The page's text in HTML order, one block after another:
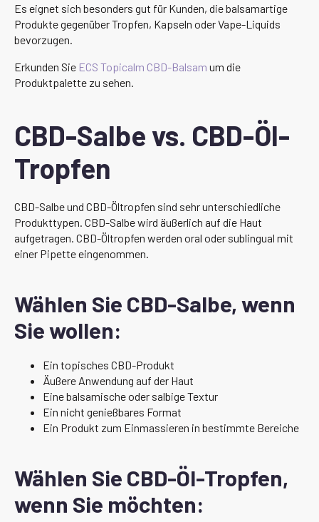
Es eignet sich besonders gut für Kunden, die balsamartige
Produkte gegenüber Tropfen, Kapseln oder Vape-Liquids
bevorzugen.
Erkunden Sie ECS Topicalm CBD-Balsam um die
Produktpalette zu sehen.
CBD-Salbe vs. CBD-Öl-
Tropfen
CBD-Salbe und CBD-Öltropfen sind sehr unterschiedliche
Produkttypen. CBD-Salbe wird äußerlich auf die Haut
aufgetragen. CBD-Öltropfen werden oral oder sublingual mit
einer Pipette eingenommen.
Wählen Sie CBD-Salbe, wenn
Sie wollen:
Ein topisches CBD-Produkt
Äußere Anwendung auf der Haut
Eine balsamische oder salbige Textur
Ein nicht genießbares Format
Ein Produkt zum Einmassieren in bestimmte Bereiche
Wählen Sie CBD-Öl-Tropfen,
wenn Sie möchten: